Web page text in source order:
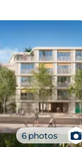
6 photos 📷